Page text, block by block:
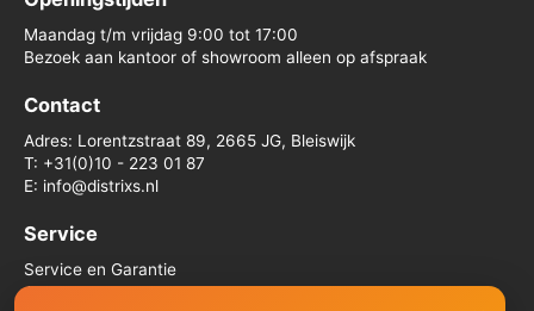
Maandag t/m vrijdag 9:00 tot 17:00
Bezoek aan kantoor of showroom alleen op afspraak
Contact
Adres: Lorentzstraat 89, 2665 JG, Bleiswijk
T: +31(0)10 - 223 01 87
E: info@distrixs.nl
Service
Service en Garantie
Algemene voorwaarden